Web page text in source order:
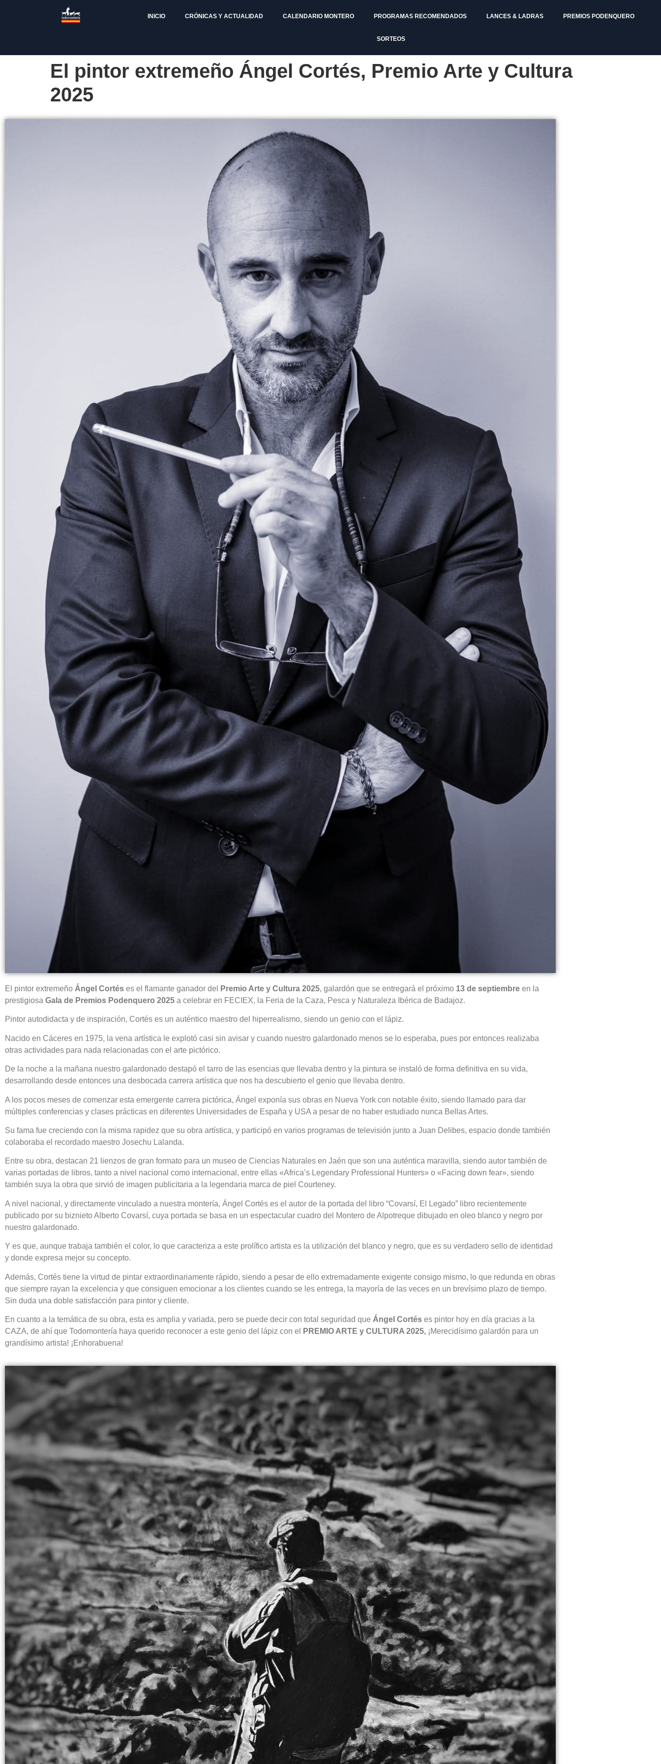
INICIO CRÓNICAS Y ACTUALIDAD CALENDARIO MONTERO PROGRAMAS RECOMENDADOS LANCES & LADRAS PREMIOS PODENQUERO
SORTEOS
El pintor extremeño Ángel Cortés, Premio Arte y Cultura
2025
El pintor extremeño Ángel Cortés es el flamante ganador del Premio Arte y Cultura 2025, galardón que se entregará el próximo 13 de septiembre en la
prestigiosa Gala de Premios Podenquero 2025 a celebrar en FECIEX, la Feria de la Caza, Pesca y Naturaleza Ibérica de Badajoz.
Pintor autodidacta y de inspiración, Cortés es un auténtico maestro del hiperrealismo, siendo un genio con el lápiz.
Nacido en Cáceres en 1975, la vena artística le explotó casi sin avisar y cuando nuestro galardonado menos se lo esperaba, pues por entonces realizaba
otras actividades para nada relacionadas con el arte pictórico.
De la noche a la mañana nuestro galardonado destapó el tarro de las esencias que llevaba dentro y la pintura se instaló de forma definitiva en su vida,
desarrollando desde entonces una desbocada carrera artística que nos ha descubierto el genio que llevaba dentro.
A los pocos meses de comenzar esta emergente carrera pictórica, Ángel exponía sus obras en Nueva York con notable éxito, siendo llamado para dar
múltiples conferencias y clases prácticas en diferentes Universidades de España y USA a pesar de no haber estudiado nunca Bellas Artes.
Su fama fue creciendo con la misma rapidez que su obra artística, y participó en varios programas de televisión junto a Juan Delibes, espacio donde también
colaboraba el recordado maestro Josechu Lalanda.
Entre su obra, destacan 21 lienzos de gran formato para un museo de Ciencias Naturales en Jaén que son una auténtica maravilla, siendo autor también de
varias portadas de libros, tanto a nivel nacional como internacional, entre ellas «Africa’s Legendary Professional Hunters» o «Facing down fear», siendo
también suya la obra que sirvió de imagen publicitaria a la legendaria marca de piel Courteney.
A nivel nacional, y directamente vinculado a nuestra montería, Ángel Cortés es el autor de la portada del libro “Covarsí, El Legado” libro recientemente
publicado por su biznieto Alberto Covarsí, cuya portada se basa en un espectacular cuadro del Montero de Alpotreque dibujado en oleo blanco y negro por
nuestro galardonado.
Y es que, aunque trabaja también el color, lo que caracteriza a este prolífico artista es la utilización del blanco y negro, que es su verdadero sello de identidad
y donde expresa mejor su concepto.
Además, Cortés tiene la virtud de pintar extraordinariamente rápido, siendo a pesar de ello extremadamente exigente consigo mismo, lo que redunda en obras
que siempre rayan la excelencia y que consiguen emocionar a los clientes cuando se les entrega, la mayoría de las veces en un brevísimo plazo de tiempo.
Sin duda una doble satisfacción para pintor y cliente.
En cuanto a la temática de su obra, esta es amplia y variada, pero se puede decir con total seguridad que Ángel Cortés es pintor hoy en día gracias a la
CAZA, de ahí que Todomontería haya querido reconocer a este genio del lápiz con el
PREMIO ARTE y CULTURA 2025, ¡Merecidísimo galardón para un
grandísimo artista! ¡Enhorabuena!